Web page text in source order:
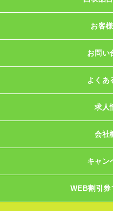
お客
お問い
よくあ
求人
会社
キャン
WEB割引券